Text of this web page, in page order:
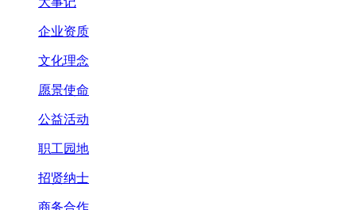
企业资质
文化理念
愿景使命
公益活动
职工园地
招贤纳士
商务合作